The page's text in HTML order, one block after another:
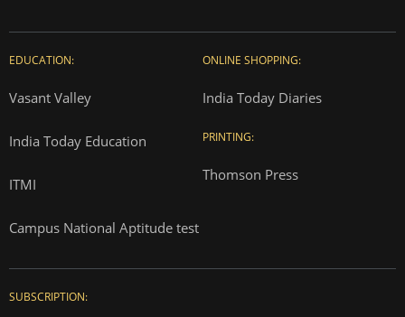
EDUCATION:
Vasant Valley
India Today Education
ITMI
Campus National Aptitude test
ONLINE SHOPPING:
India Today Diaries
PRINTING:
Thomson Press
SUBSCRIPTION: